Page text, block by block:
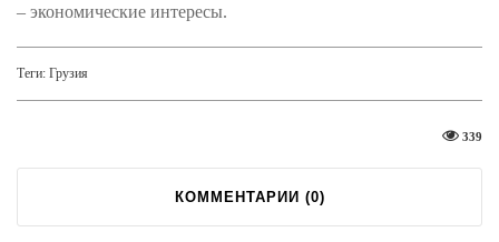
– экономические интересы.
Теги: Грузия
339
КОММЕНТАРИИ (0)